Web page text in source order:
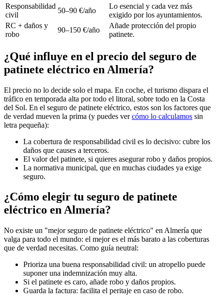
Responsabilidad
civil
50–90 €/año
Lo esencial y cada vez más
exigido por los ayuntamientos.
RC + daños y
robo
90–150 €/año
Añade protección del propio
patinete.
¿Qué influye en el precio del seguro de
patinete eléctrico en Almería?
El precio no lo decide solo el mapa. En coche, el turismo dispara el
tráfico en temporada alta por todo el litoral, sobre todo en la Costa
del Sol. En el seguro de patinete eléctrico, estos son los factores que
de verdad mueven la prima (y puedes vercómo lo calculamos sin
letra pequeña):
La cobertura de responsabilidad civil es lo decisivo: cubre los
daños que causes a terceros.
El valor del patinete, si quieres asegurar robo y daños propios.
La normativa municipal, que en muchas ciudades ya exige
seguro.
¿Cómo elegir tu seguro de patinete
eléctrico en Almería?
No existe un "mejor seguro de patinete eléctrico" en Almería que
valga para todo el mundo: el mejor es el más barato a las coberturas
que de verdad necesitas. Como guía neutral:
Prioriza una buena responsabilidad civil: un atropello puede
suponer una indemnización muy alta.
Si el patinete es caro, añade robo y daños propios.
Guarda la factura: facilita el peritaje en caso de robo.